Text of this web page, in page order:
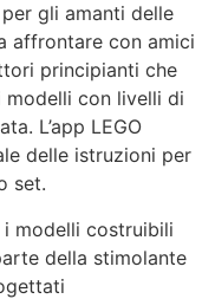
gli amanti delle
affrontare con amici
principianti che
modelli con livelli di
L’app LEGO
delle istruzioni per
set.
modelli costruibili
della stimolante